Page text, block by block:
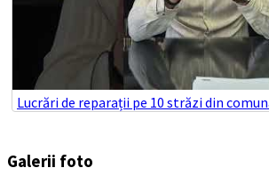
Lucrări de reparații pe 10 străzi din
Galerii foto